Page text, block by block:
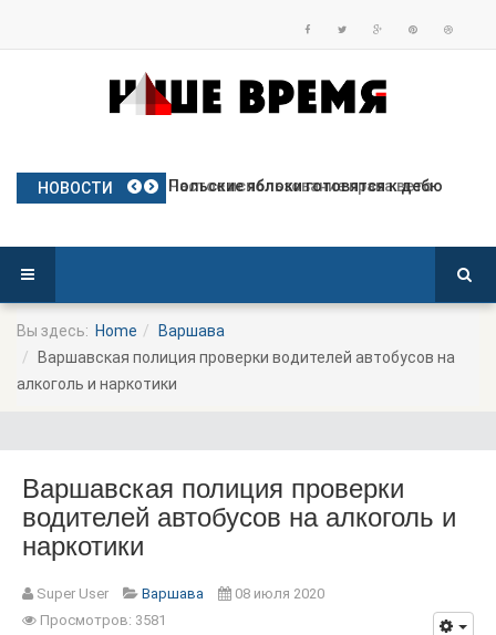
НОВОСТИ План Польши по предоставлению бе
Частое использование права вето
Польские яблоки готовятся к дебю
Посол Украины в Польше готовится
Польша опережает Германию по тем
Вы здесь: Home
Варшава
Варшавская полиция проверки водителей автобусов на
алкоголь и наркотики
Варшавская полиция проверки
водителей автобусов на алкоголь и
наркотики
Super User Варшава
08 июля 2020
Просмотров: 3581